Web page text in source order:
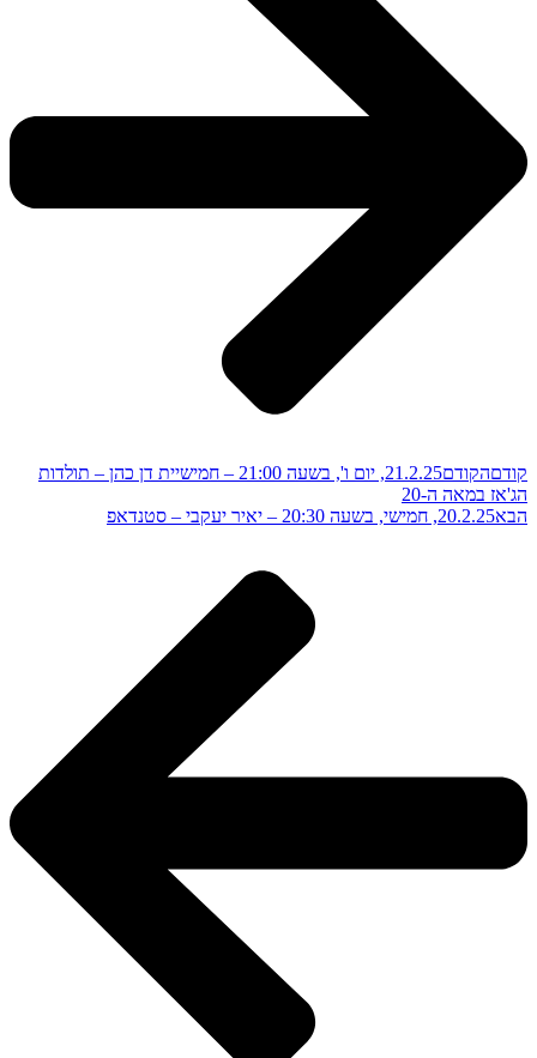
קודםהקודם
21.2.25, יום ו', בשעה 21:00 – חמישיית דן כהן – תולדות
הג'אז במאה ה-20
הבא20.2.25, חמישי, בשעה 20:30 – יאיר יעקבי – סטנדאפ